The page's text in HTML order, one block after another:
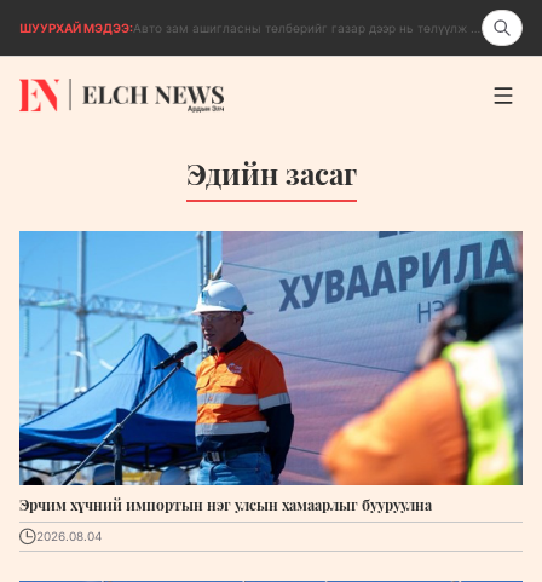
ШУУРХАЙ МЭДЭЭ:
Эдийн засаг
Эрчим хүчний импортын нэг улсын хамаарлыг бууруулна
2026.08.04